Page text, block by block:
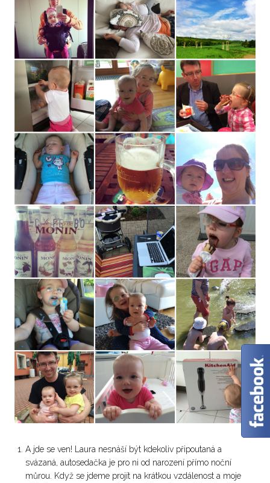
A jde se ven! Laura nesnáší být kdekoliv připoutaná a
svázaná, autosedačka je pro ni od narození přímo noční
můrou. Když se jdeme projít na krátkou vzdálenost a moje